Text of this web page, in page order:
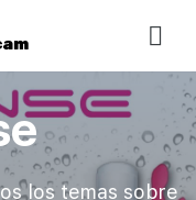
los temas sobre